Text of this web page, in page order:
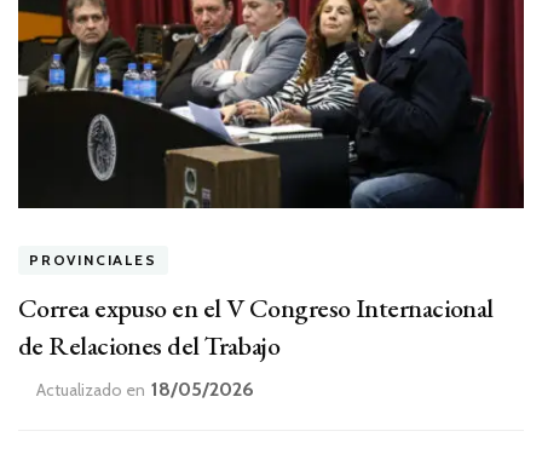
PROVINCIALES
Correa expuso en el V Congreso Internacional
de Relaciones del Trabajo
Actualizado en 18/05/2026